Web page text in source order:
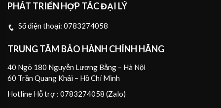
PHÁT TRIỂN HỢP TÁC ĐẠI LÝ
Số điện thoại: 0783274058
TRUNG TÂM BẢO HÀNH CHÍNH HÃNG
40 Ngõ 180 Nguyễn Lương Bằng – Hà Nội
60 Trần Quang Khải – Hồ Chí Minh
Hotline Hỗ trợ : 0783274058 (Zalo)